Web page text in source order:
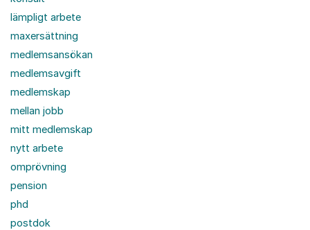
lämpligt arbete
maxersättning
medlemsansökan
medlemsavgift
medlemskap
mellan jobb
mitt medlemskap
nytt arbete
omprövning
pension
phd
postdok